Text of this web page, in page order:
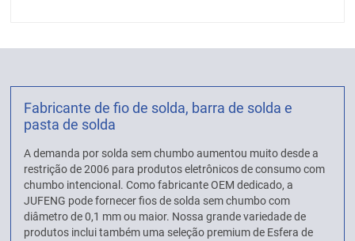
Fabricante de fio de solda, barra de solda e
pasta de solda
A demanda por solda sem chumbo aumentou muito desde a
restrição de 2006 para produtos eletrônicos de consumo com
chumbo intencional. Como fabricante OEM dedicado, a
JUFENG pode fornecer fios de solda sem chumbo com
diâmetro de 0,1 mm ou maior. Nossa grande variedade de
produtos inclui também uma seleção premium de Esfera de